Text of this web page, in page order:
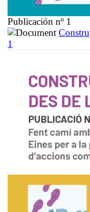
Publicación nº 1
1